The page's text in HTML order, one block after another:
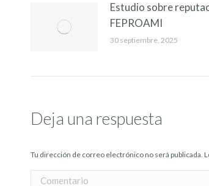
Estudio sobre
FEPROAMI
30 septiembre, 2025
Deja una respuesta
Tu dirección de correo electrónico no será publicada.
Comentario